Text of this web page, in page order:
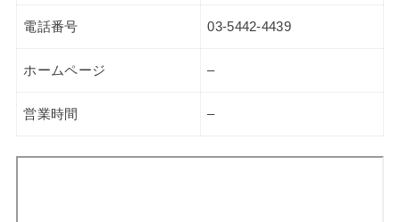
電話番号 03-5442-4439
ホームページ –
営業時間 –